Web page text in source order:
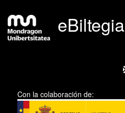
eBiltegia
Con la colaboración de: